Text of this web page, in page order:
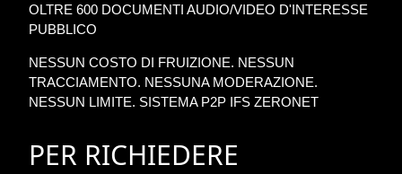
OLTRE 600 DOCUMENTI AUDIO/VIDEO D'INTERESSE
PUBBLICO
NESSUN COSTO DI FRUIZIONE. NESSUN
TRACCIAMENTO. NESSUNA MODERAZIONE.
NESSUN LIMITE. SISTEMA P2P IFS ZERONET
PER RICHIEDERE